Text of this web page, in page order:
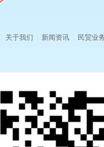
关于我们 新闻资讯 民贸业